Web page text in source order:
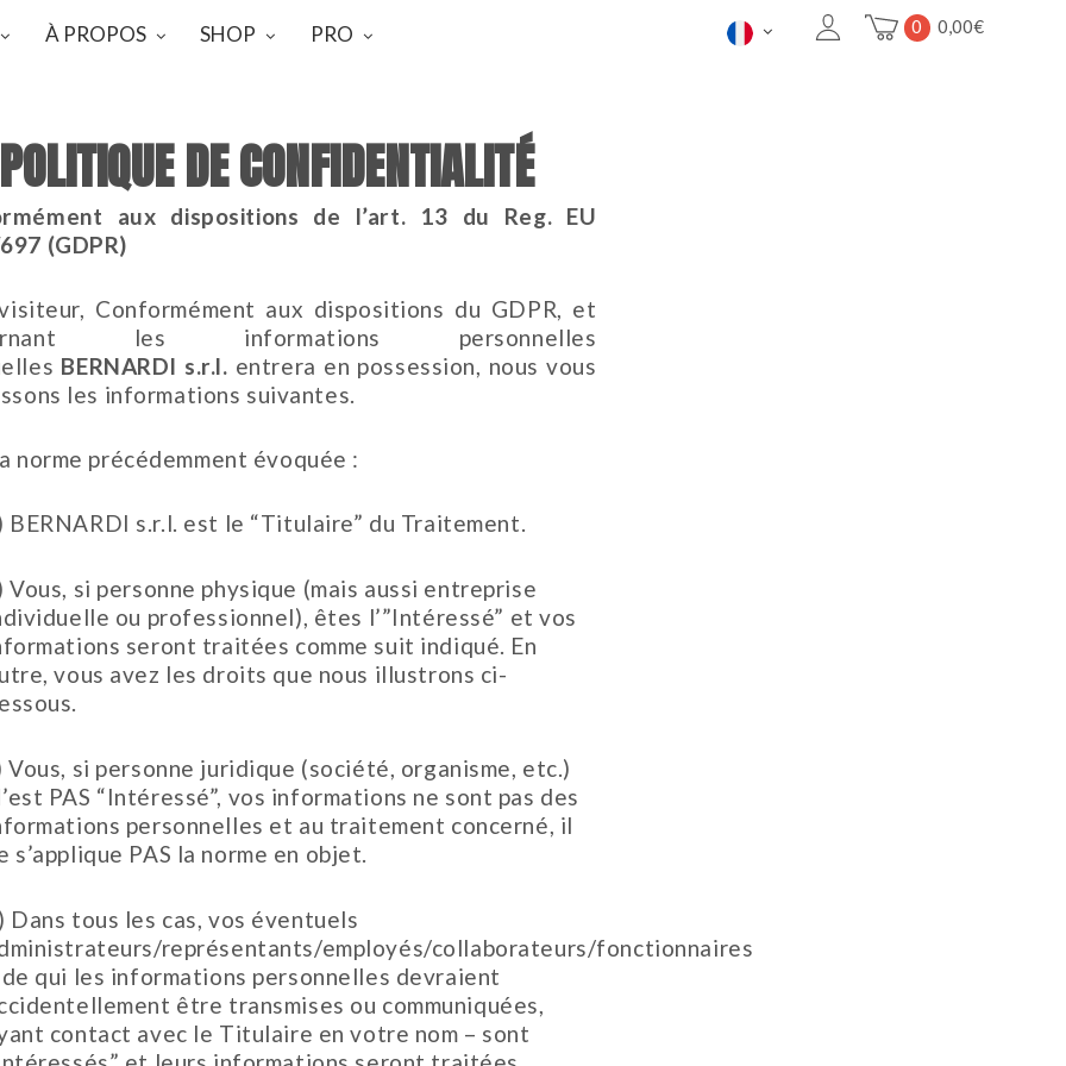
À PROPOS SHOP PRO 0 0,00€
POLITIQUE DE CONFIDENTIALITÉ
aux dispositions de l’art. 13 du Reg. EU
(GDPR)
Conformément aux dispositions du GDPR, et
les informations personnelles
BERNARDI s.r.l. entrera en possession, nous vous
les informations suivantes.
norme précédemment évoquée :
BERNARDI s.r.l. est le “Titulaire” du Traitement.
Vous, si personne physique (mais aussi entreprise
ou professionnel), êtes l’”Intéressé” et vos
seront traitées comme suit indiqué. En
vous avez les droits que nous illustrons ci-
Vous, si personne juridique (société, organisme, etc.)
PAS “Intéressé”, vos informations ne sont pas des
personnelles et au traitement concerné, il
s’applique PAS la norme en objet.
Dans tous les cas, vos éventuels
représentants/employés/collaborateurs/fonctionnaires
de qui les informations personnelles devraient
être transmises ou communiquées,
contact avec le Titulaire en votre nom – sont